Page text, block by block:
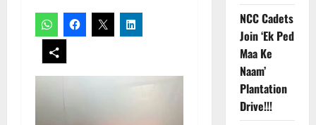
NCC Cadets
Join ‘Ek Ped
Maa Ke
Naam’
Plantation
Drive!!!